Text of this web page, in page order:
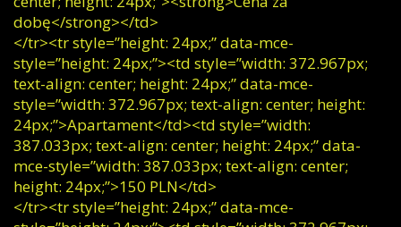
dobę</strong></td>
</tr><tr style=”height: 24px;” data-mce-
style=”height: 24px;”><td style=”width: 372.967px;
text-align: center; height: 24px;” data-mce-
style=”width: 372.967px; text-align: center; height:
24px;”>Apartament</td><td style=”width:
387.033px; text-align: center; height: 24px;” data-
mce-style=”width: 387.033px; text-align: center;
height: 24px;”>150 PLN</td>
</tr><tr style=”height: 24px;” data-mce-